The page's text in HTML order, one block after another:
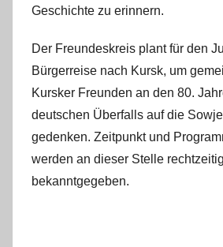
Geschichte zu erinnern.
Der Freundeskreis plant für den
Bürgerreise nach Kursk, um
Kursker Freunden an den 80.
deutschen Überfalls auf die
gedenken. Zeitpunkt und
werden an dieser Stelle rechtzeitig
bekanntgegeben.